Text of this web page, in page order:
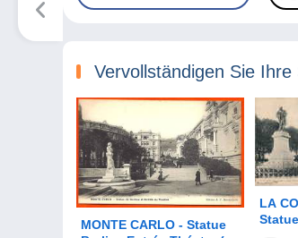
Vervollständigen Sie
MONTE CARLO - Statue
LA